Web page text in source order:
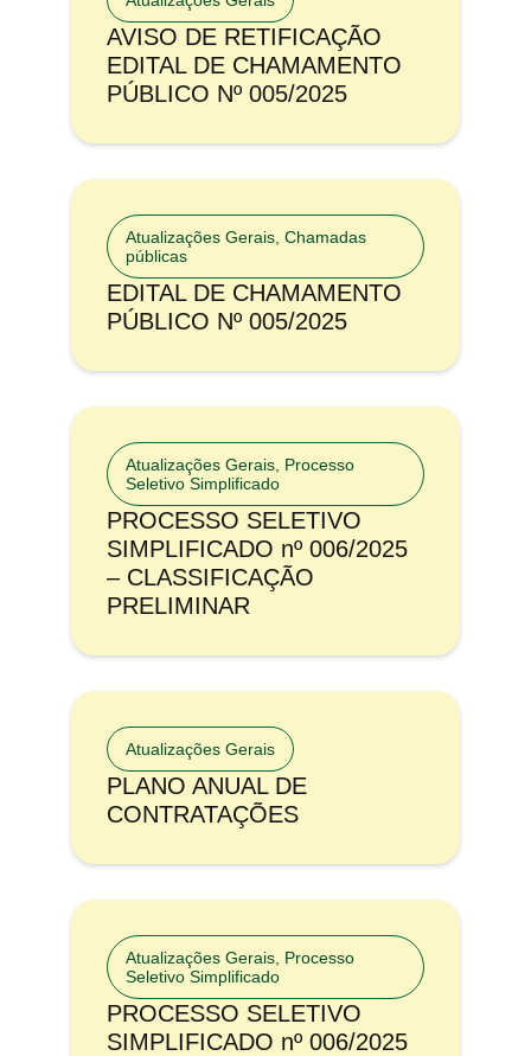
AVISO DE RETIFICAÇÃO
EDITAL DE CHAMAMENTO
PÚBLICO Nº 005/2025
Atualizações Gerais Chamadas
públicas
EDITAL DE CHAMAMENTO
PÚBLICO Nº 005/2025
Atualizações Gerais Processo
Seletivo Simplificado
PROCESSO SELETIVO
SIMPLIFICADO nº 006/2025
– CLASSIFICAÇÃO
PRELIMINAR
Atualizações Gerais
PLANO ANUAL DE
CONTRATAÇÕES
Atualizações Gerais Processo
Seletivo Simplificado
PROCESSO SELETIVO
SIMPLIFICADO nº 006/2025